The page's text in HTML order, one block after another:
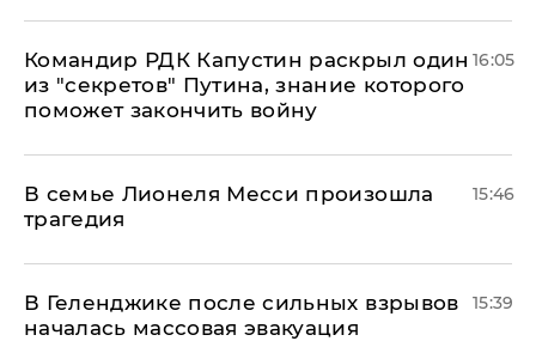
Командир РДК Капустин раскрыл один
из "секретов" Путина, знание которого
поможет закончить войну
16:05
В семье Лионеля Месси произошла
трагедия
15:46
В Геленджике после сильных взрывов
началась массовая эвакуация
15:39